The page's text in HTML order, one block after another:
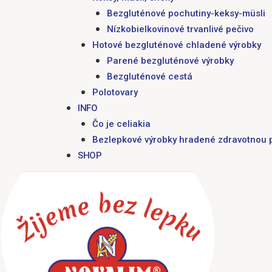
Bezgluténové pochutiny-keksy-müsli
Nízkobielkovinové trvanlivé pečivo
Hotové bezgluténové chladené výrobky
Parené bezgluténové výrobky
Bezgluténové cestá
Polotovary
INFO
Čo je celiakia
Bezlepkové výrobky hradené zdravotnou
SHOP